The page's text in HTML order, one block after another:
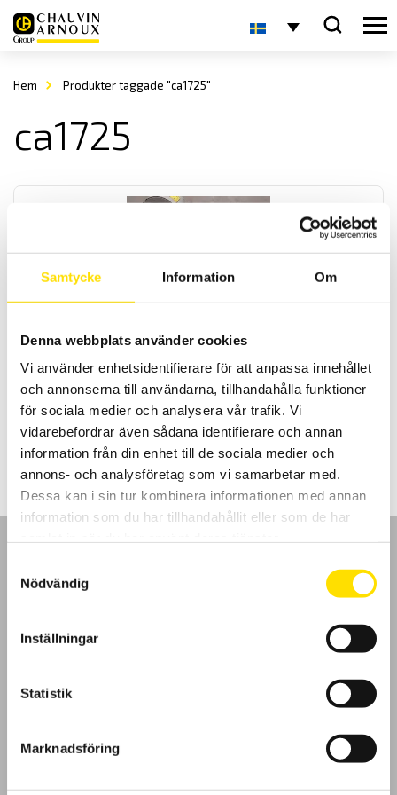
Samtycke Information Om
Denna webbplats använder cookies
Vi använder enhetsidentifierare för att anpassa innehållet
och annonserna till användarna, tillhandahålla funktioner
för sociala medier och analysera vår trafik. Vi
vidarebefordrar även sådana identifierare och annan
information från din enhet till de sociala medier och
annons- och analysföretag som vi samarbetar med.
Dessa kan i sin tur kombinera informationen med annan
information som du har tillhandahållit eller som de har
Nödvändig
Inställningar
Statistik
Marknadsföring
Hem Produkter taggade "ca1725"
ca1725
Dessa två varvtalsmätare är speciellt utvecklade för att mäta
rotationshastigheter på alla typer av roterande föremål som
rullband och annat, både beröringsfritt och med mekanisk kontakt
som extra tillbehör. En modell har minne och mjukvara för PC.
5,190.00kr – 7,050.00kr Prisintervall:
5,190.00 kr
till
7,050.00 kr
LÄS MER